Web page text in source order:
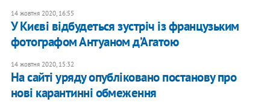
14 жовтня 2020, 16:55
У Києві відбудеться зустріч із французьким
фотографом Антуаном д’Агатою
14 жовтня 2020, 15:32
На сайті уряду опубліковано постанову про
нові карантинні обмеження